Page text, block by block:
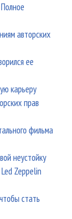
авторских
ее
карьеру
прав
фильма
неустойку
Zeppelin
стать